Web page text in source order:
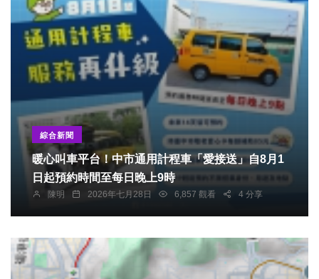
綜合新聞
暖心叫車平台！中市通用計程車「愛接送」自8月1
日起預約時間至每日晚上9時
陳明 2026年七月28日 6,857 觀看 4 分享